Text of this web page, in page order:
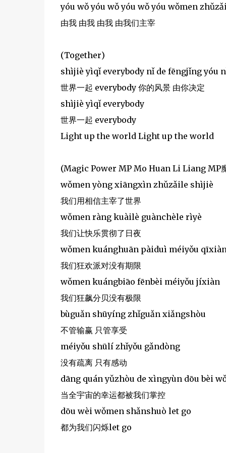
yóu wǒ yóu wǒ yóu wǒ yóu wǒmen
由我 由我 由我 由我们主宰
(Together)
shìjiè yìqǐ everybody nǐ de fēngjǐng yóu
世界一起 everybody 你的风景 由你决定
shìjiè yìqǐ everybody
世界一起 everybody
Light up the world Light up the world
(Magic Power MP Mo Huan Li Liang MP
wǒmen yòng xiāngxìn zhǔzǎile shìjiè
我们用相信主宰了世界
wǒmen ràng kuàilè guànchèle rìyè
我们让快乐贯彻了日夜
wǒmen kuánghuān pàiduì méiyǒu
我们狂欢派对没有期限
wǒmen kuángbiāo fēnbèi méiyǒu jíxiàn
我们狂飙分贝没有极限
bùguǎn shūyíng zhǐguǎn xiǎngshòu
不管输赢 只管享受
méiyǒu shūlí zhǐyǒu gǎndòng
没有疏离 只有感动
dāng quán yǔzhòu de xìngyùn dōu bèi
当全宇宙的幸运都被我们掌控
dōu wèi wǒmen shǎnshuò let go
都为我们闪烁let go